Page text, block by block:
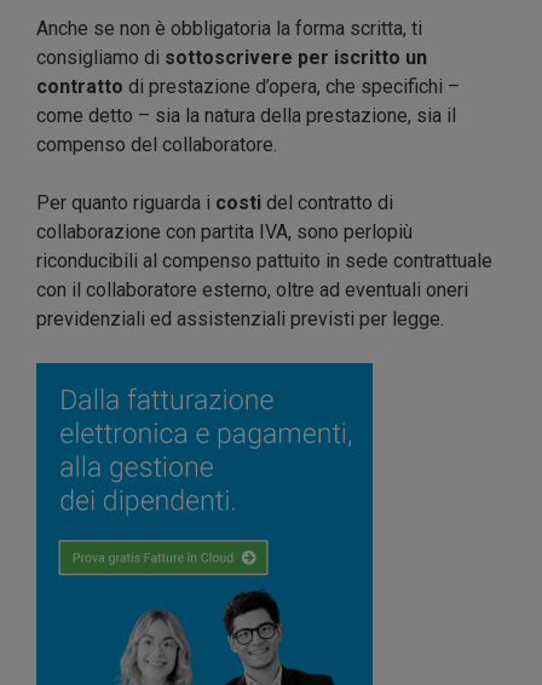
Anche se non è obbligatoria la forma scritta, ti
consigliamo di sottoscrivere per iscritto un
contratto di prestazione d’opera, che specifichi –
come detto – sia la natura della prestazione, sia il
compenso del collaboratore.
Per quanto riguarda i costi del contratto di
collaborazione con partita IVA, sono perlopiù
riconducibili al compenso pattuito in sede contrattuale
con il collaboratore esterno, oltre ad eventuali oneri
previdenziali ed assistenziali previsti per legge.